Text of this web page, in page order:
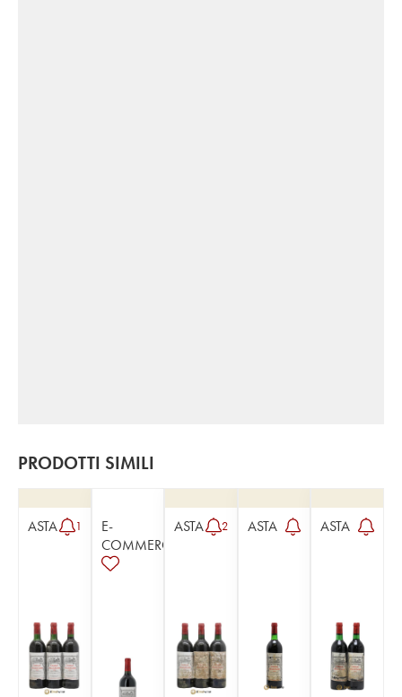
PRODOTTI SIMILI
ASTA 1
E-
COMMERCE
ASTA 2 ASTA ASTA